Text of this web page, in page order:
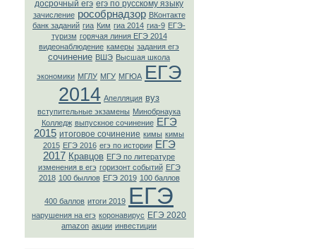
досрочный егэ егэ по русскому языку
зачисление рособрнадзор ВКонтaкте
банк заданий гиа Ким гиа 2014 гиа-9 ЕГЭ-
туризм горячая линия ЕГЭ 2014
видеонаблюдение камеры задания егэ
сочинение ВШЭ Высшая школа
экономики МГЛУ МГУ МГЮА ЕГЭ
2014 Апелляция вуз
вступительные экзамены Минобрнаука
Колледж выпускное сочинение ЕГЭ
2015 итоговое сочинение кимы кимы
2015 ЕГЭ 2016 егэ по истории ЕГЭ
2017 Кравцов ЕГЭ по литературе
изменения в егэ горизонт событий ЕГЭ
2018 100 быллов ЕГЭ 2019 100 баллов
400 баллов итоги 2019 ЕГЭ
нарушения на егэ коронавирус ЕГЭ 2020
amazon акции инвестиции